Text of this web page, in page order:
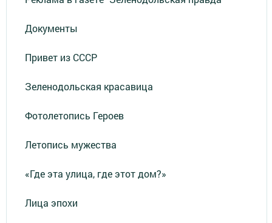
Документы
Привет из СССР
Зеленодольская красавица
Фотолетопись Героев
Летопись мужества
«Где эта улица, где этот дом?»
Лица эпохи